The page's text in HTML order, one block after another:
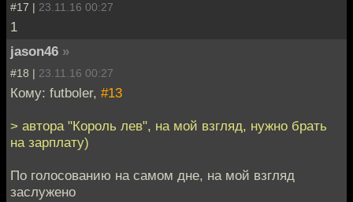
#17 | 23.11.16 00:27
1
jason46 »
#18 | 23.11.16 00:27
Кому: futboler, #13
> автора "Король лев", на мой взгляд, нужно брать
на зарплату)
По голосованию на самом дне, на мой взгляд
заслужено